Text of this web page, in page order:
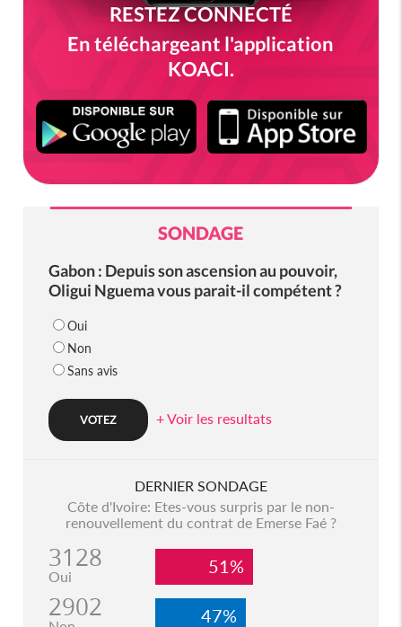
RESTEZ CONNECTÉ
En téléchargeant l'application
KOACI.
SONDAGE
Gabon : Depuis son ascension au pouvoir,
Oligui Nguema vous parait-il compétent ?
Oui
Non
Sans avis
+ Voir les resultats
DERNIER SONDAGE
Côte d'Ivoire: Etes-vous surpris par le non-
renouvellement du contrat de Emerse Faé ?
3128
Oui 51%
2902 47%